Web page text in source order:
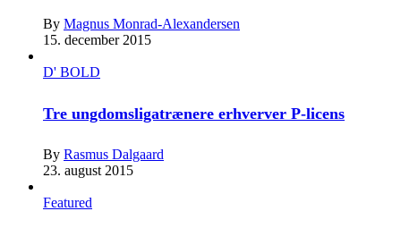
By Magnus Monrad-Alexandersen
15. december 2015
D' BOLD
Tre ungdomsligatrænere erhverver P-licens
By Rasmus Dalgaard
23. august 2015
Featured